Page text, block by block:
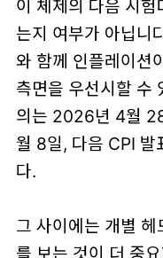
이 체제의 다음 시험
는지 여부가 아닙니
와 함께 인플레이션
측면을 우선시할 수
의는 2026년 4월
월 8일 , 다음 CPI 발
다.
그 사이에는 개별 헤
를 보는 것이 더 중